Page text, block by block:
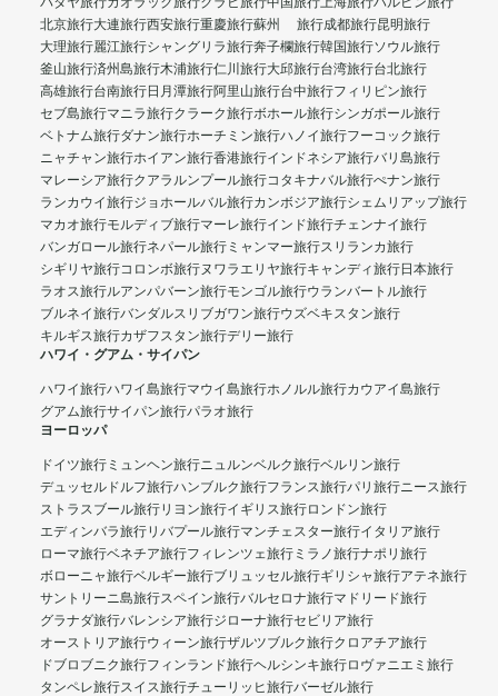
北京旅行大連旅行西安旅行重慶旅行蘇州 旅行成都旅行昆明旅行
大理旅行麗江旅行シャングリラ旅行奔子欄旅行韓国旅行ソウル旅行
釜山旅行済州島旅行木浦旅行仁川旅行大邱旅行台湾旅行台北旅行
高雄旅行台南旅行日月潭旅行阿里山旅行台中旅行フィリピン旅行
セブ島旅行マニラ旅行クラーク旅行ボホール旅行シンガポール旅行
ベトナム旅行ダナン旅行ホーチミン旅行ハノイ旅行フーコック旅行
ニャチャン旅行ホイアン旅行香港旅行インドネシア旅行バリ島旅行
マレーシア旅行クアラルンプール旅行コタキナバル旅行ぺナン旅行
ランカウイ旅行ジョホールバル旅行カンボジア旅行シェムリアップ旅行
マカオ旅行モルディブ旅行マーレ旅行インド旅行チェンナイ旅行
バンガロール旅行ネパール旅行 ミャンマー旅行スリランカ旅行
シギリヤ旅行コロンボ旅行ヌワラエリヤ旅行キャンディ旅行日本旅行
ラオス旅行ルアンパバーン旅行モンゴル旅行ウランバートル旅行
ブルネイ旅行バンダルスリブガワン旅行ウズベキスタン旅行
キルギス旅行カザフスタン旅行デリー旅行
ハワイ・グアム・サイパン
ハワイ旅行ハワイ島旅行マウイ島旅行ホノルル旅行カウアイ島旅行
グアム旅行サイパン旅行パラオ旅行
ヨーロッパ
ドイツ旅行 ミュンヘン旅行ニュルンベルク旅行ベルリン旅行
デュッセルドルフ旅行ハンブルク旅行フランス旅行パリ旅行ニース旅行
ストラスブール旅行リヨン旅行イギリス旅行ロンドン旅行
エディンバラ旅行リバプール旅行マンチェスター旅行イタリア旅行
ローマ旅行ベネチア旅行フィレンツェ旅行 ミラノ旅行ナポリ旅行
ボローニャ旅行ベルギー旅行ブリュッセル旅行ギリシャ旅行アテネ旅行
サントリーニ島旅行スペイン旅行バルセロナ旅行マドリード旅行
グラナダ旅行バレンシア旅行ジローナ旅行セビリア旅行
オーストリア旅行ウィーン旅行ザルツブルク旅行クロアチア旅行
ドブロブニク旅行フィンランド旅行ヘルシンキ旅行ロヴァニエミ旅行
タンペレ旅行スイス旅行チューリッヒ旅行バーゼル旅行